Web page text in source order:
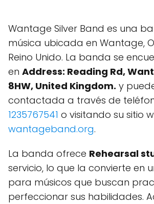
Wantage Silver Band es una
música ubicada en Wantage,
Reino Unido. La banda se
en Address: Reading Rd,
8HW, United Kingdom. y
contactada a través de
1235767541 o visitando su sitio
wantageband.org.
La banda ofrece Rehearsal
servicio, lo que la convierte en
para músicos que buscan
perfeccionar sus habilidades.